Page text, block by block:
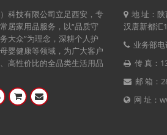
科技有限公司立足西安，专
居家用品服务，以“品质守
大众”为理念，深耕个人护
婴健康等领域，为广大客户
高性价比的全品类生活用品
地 址：陕
汉唐新都汇
业务部电
传 真：
邮 箱：
网 址：